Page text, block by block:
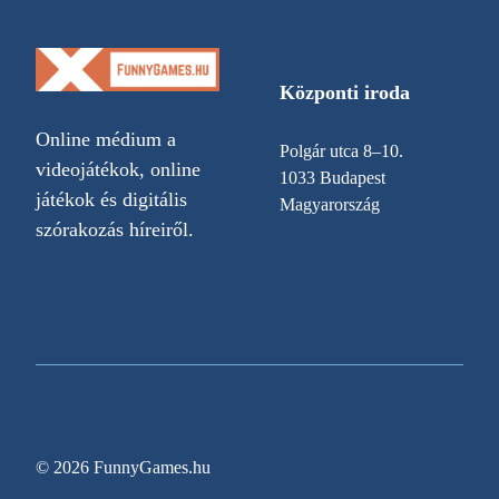
Online médium a
videojátékok, online
játékok és digitális
szórakozás híreiről.
Központi iroda
Polgár utca 8–10.
1033 Budapest
Magyarország
© 2026 FunnyGames.hu